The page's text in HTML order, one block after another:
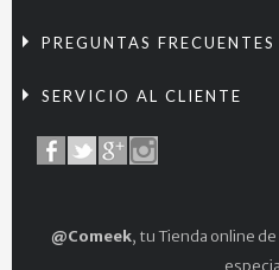
PREGUNTAS FRECUENTES
SERVICIO AL CLIENTE
@Comeek, tu Tienda online